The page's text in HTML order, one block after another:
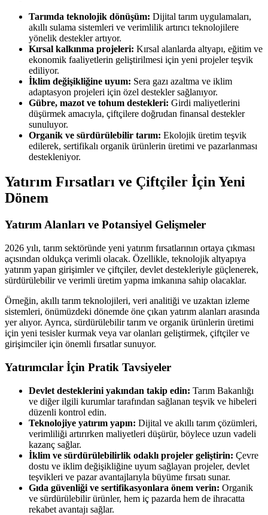
Tarımda teknolojik dönüşüm: Dijital tarım uygulamaları,
akıllı sulama sistemleri ve verimlilik artırıcı teknolojilere
yönelik destekler artıyor.
Kırsal kalkınma projeleri: Kırsal alanlarda altyapı, eğitim ve
ekonomik faaliyetlerin geliştirilmesi için yeni projeler teşvik
ediliyor.
İklim değişikliğine uyum: Sera gazı azaltma ve iklim
adaptasyon projeleri için özel destekler sağlanıyor.
Gübre, mazot ve tohum destekleri: Girdi maliyetlerini
düşürmek amacıyla, çiftçilere doğrudan finansal destekler
sunuluyor.
Organik ve sürdürülebilir tarım: Ekolojik üretim teşvik
edilerek, sertifikalı organik ürünlerin üretimi ve pazarlanması
destekleniyor.
Yatırım Fırsatları ve Çiftçiler İçin Yeni
Dönem
Yatırım Alanları ve Potansiyel Gelişmeler
2026 yılı, tarım sektöründe yeni yatırım fırsatlarının ortaya çıkması
açısından oldukça verimli olacak. Özellikle, teknolojik altyapıya
yatırım yapan girişimler ve çiftçiler, devlet destekleriyle güçlenerek,
sürdürülebilir ve verimli üretim yapma imkanına sahip olacaklar.
Örneğin, akıllı tarım teknolojileri, veri analitiği ve uzaktan izleme
sistemleri, önümüzdeki dönemde öne çıkan yatırım alanları arasında
yer alıyor. Ayrıca, sürdürülebilir tarım ve organik ürünlerin üretimi
için yeni tesisler kurmak veya var olanları geliştirmek, çiftçiler ve
girişimciler için önemli fırsatlar sunuyor.
Yatırımcılar İçin Pratik Tavsiyeler
Devlet desteklerini yakından takip edin: Tarım Bakanlığı
ve diğer ilgili kurumlar tarafından sağlanan teşvik ve hibeleri
düzenli kontrol edin.
Teknolojiye yatırım yapın: Dijital ve akıllı tarım çözümleri,
verimliliği artırırken maliyetleri düşürür, böylece uzun vadeli
kazanç sağlar.
İklim ve sürdürülebilirlik odaklı projeler geliştirin: Çevre
dostu ve iklim değişikliğine uyum sağlayan projeler, devlet
teşvikleri ve pazar avantajlarıyla büyüme fırsatı sunar.
Gıda güvenliği ve sertifikasyonlara önem verin: Organik
ve sürdürülebilir ürünler, hem iç pazarda hem de ihracatta
rekabet avantajı sağlar.